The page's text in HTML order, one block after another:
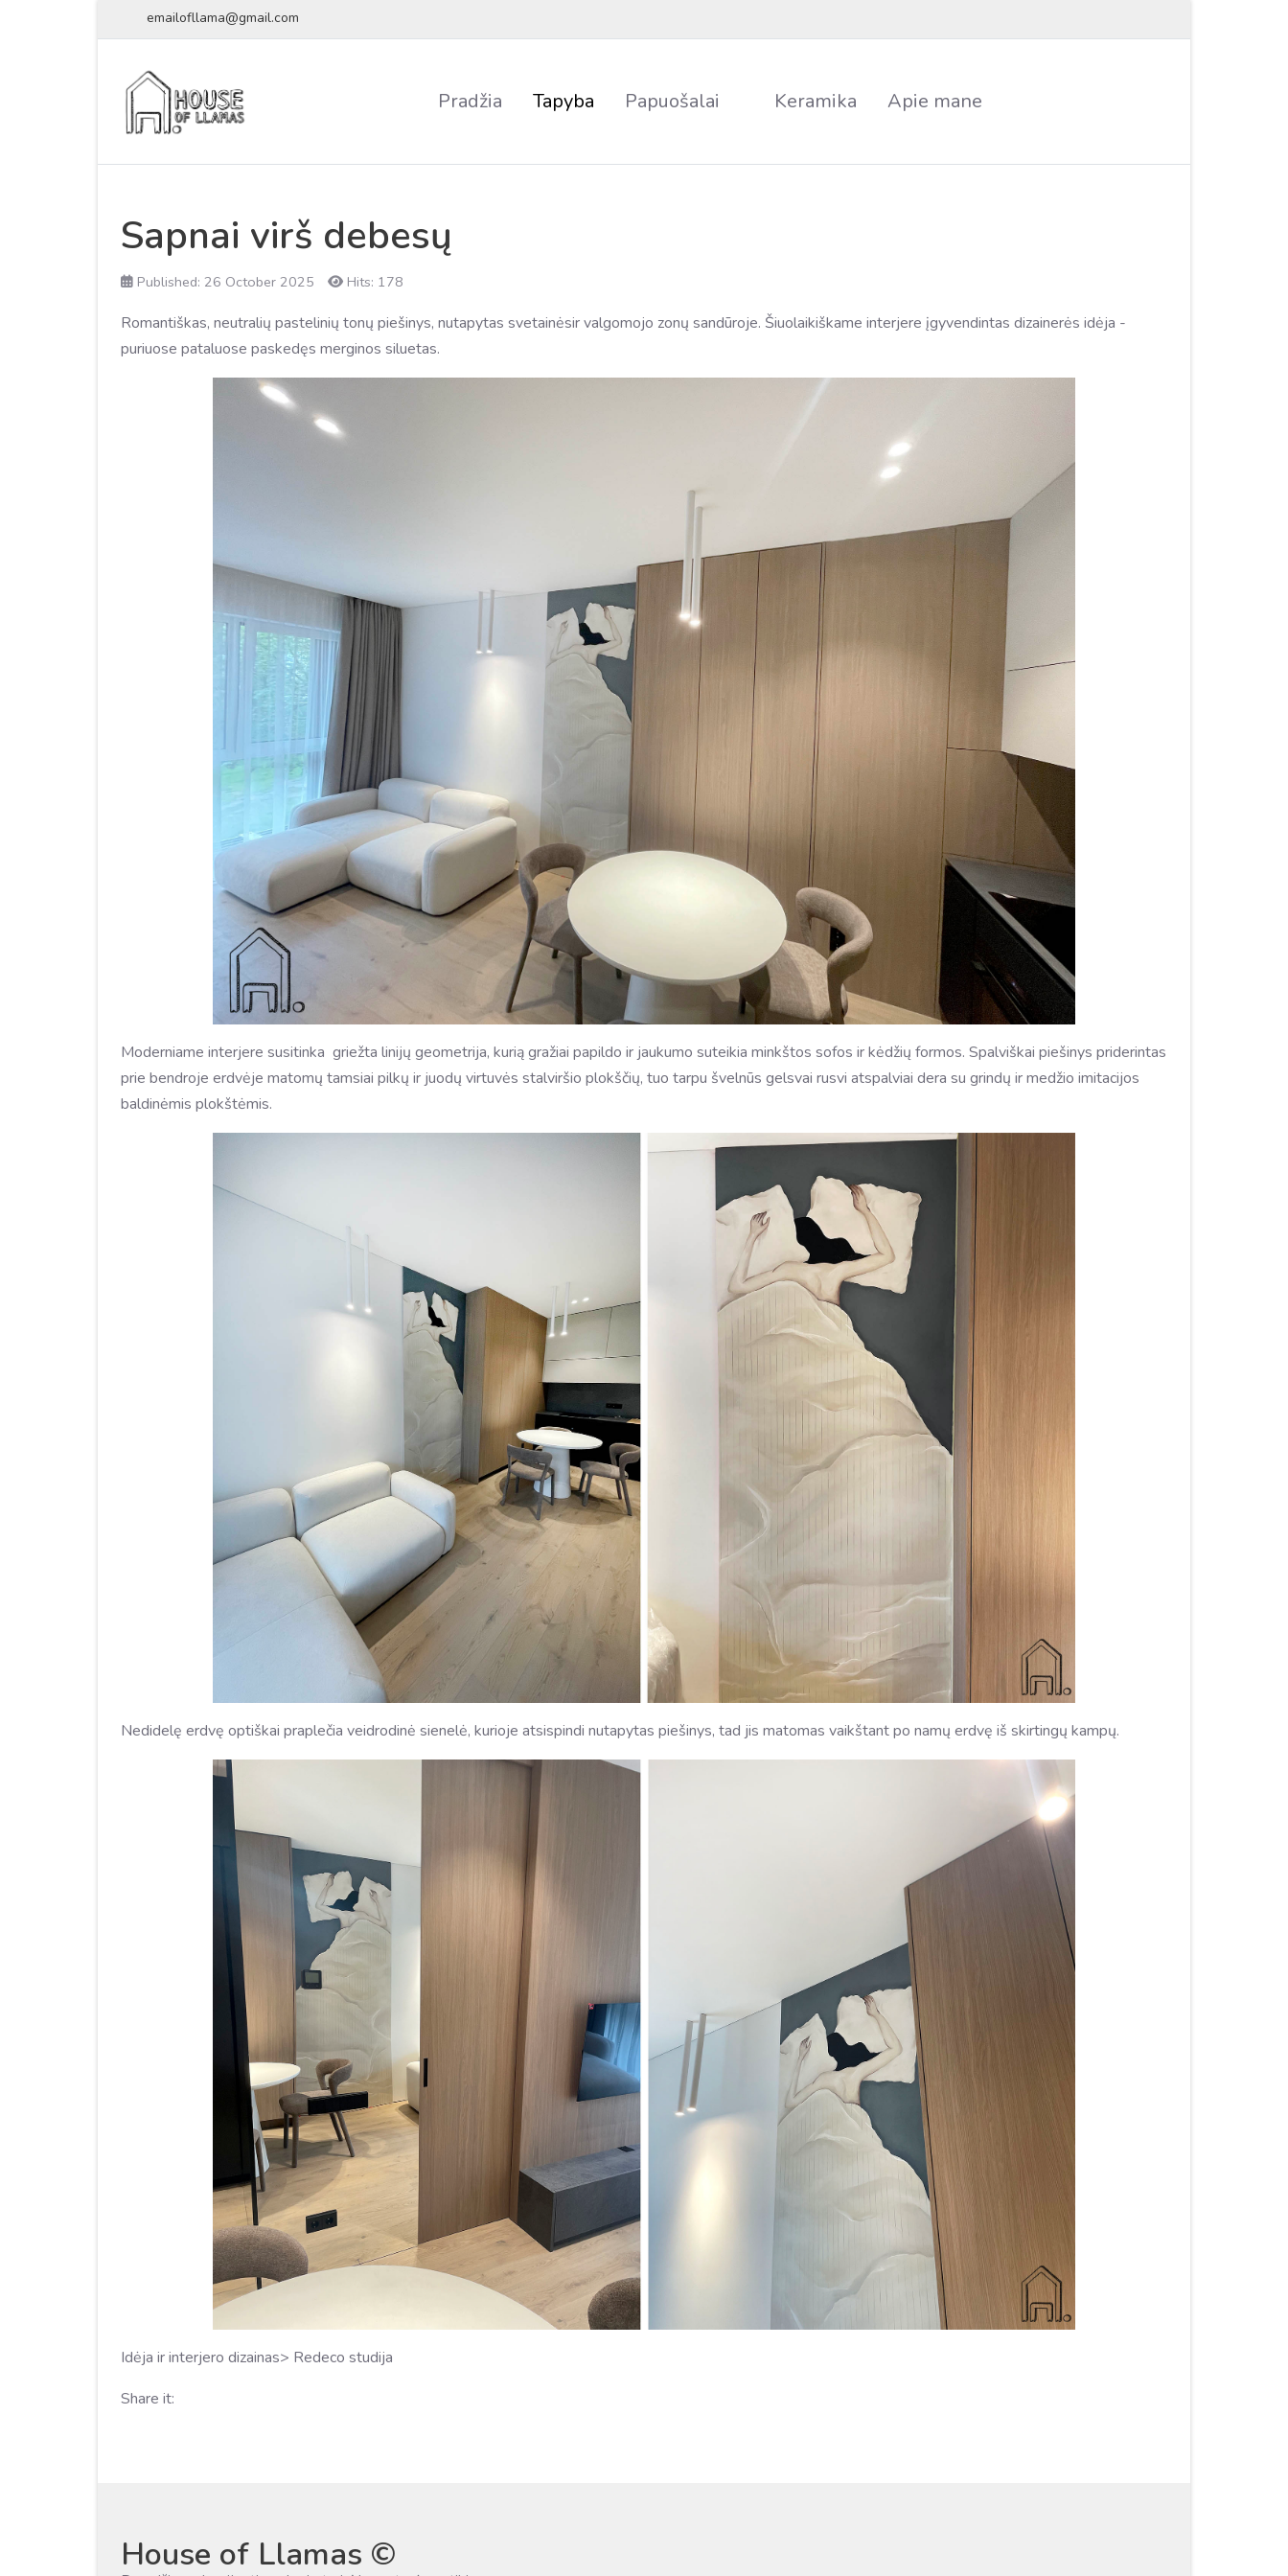
emailofllama@gmail.com
Pradžia Tapyba Papuošalai Keramika Apie mane
Sapnai virš debesų
Published: 26 October 2025 Hits: 178
Romantiškas, neutralių pastelinių tonų piešinys, nutapytas svetainėsir valgomojo zonų sandūroje. Šiuolaikiškame interjere įgyvendintas dizainerės idėja -
puriuose pataluose paskedęs merginos siluetas.
Moderniame interjere susitinka griežta linijų geometrija, kurią gražiai papildo ir jaukumo suteikia minkštos sofos ir kėdžių formos. Spalviškai piešinys priderintas
prie bendroje erdvėje matomų tamsiai pilkų ir juodų virtuvės stalviršio plokščių, tuo tarpu švelnūs gelsvai rusvi atspalviai dera su grindų ir medžio imitacijos
baldinėmis plokštėmis.
Nedidelę erdvę optiškai praplečia veidrodinė sienelė, kurioje atsispindi nutapytas piešinys, tad jis matomas vaikštant po namų erdvę iš skirtingų kampų.
Idėja ir interjero dizainas> Redeco studija
Share it:
House of Llamas ©